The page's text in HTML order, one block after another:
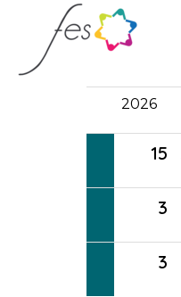
2026
15
3
3